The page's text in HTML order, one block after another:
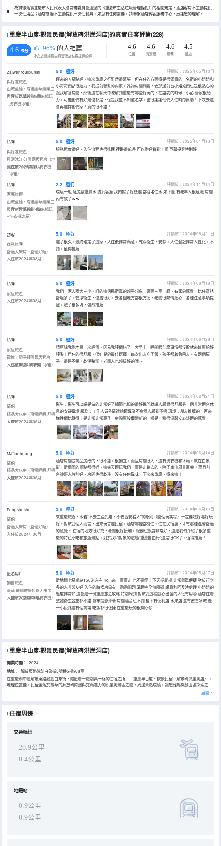
為貫徹落實重慶市人民代表大會常務委員會通過的《重慶市生活垃圾管理條例》的相關規定，酒店客房不主動提供
一次性用品；酒店餐廳不主動提供一次性餐具。如您有任何需要，請聯繫酒店賓客服務中心，感謝您的理解。
重慶半山度·觀景民宿(解放碑洪崖洞店)的真實住客評論(228)
4.6 /5分 96% 的人推薦
永安旅遊評價由真實酒店住客提供的評價。
4.6
位置
4.6
清潔度
4.6
服務
4.5
設施
Zaiwenroulixunmi
與好友旅遊
山城至臻・尊逸豪華娛樂三
居套（巨幕投影+機麻暢玩
+洗衣機冰箱）
入住於2025年03月
5.0 極好
評價於：2025年05月10日
遲來的五星點評，這次重慶之行雖然很緊張，但在住的方面還是很滿意的，名宿的小姐姐和
小哥哥們都很給力，我提前聯繫的商家，諮詢房間問題，去那邊前台小姐姐們也是很熱心的
跟我解答房間，然後還在聊天中瞭解到重慶有哪些好玩的，在諮詢的時候，小彭 管家很給
力，可能他們有好幾位都是，但是我並不知道名字，也很謝謝他們入住時的幫助！下次去還
會再選擇他們家！真的很不錯！
訪客
與好友旅遊
晨曦沐江·江景兩居套房（地
標夜景+高清投影+洗衣機
+冰箱）
入住於2025年01月
5.0 極好
評價於：2025年01月13日
服務態度很好，入住流程也很迅速 裡邊很乾凈 可以剛好看到江景 巨幕投影特別好
訪客
家庭旅遊
山城至臻・尊逸豪華娛樂三
居套（巨幕投影+機麻暢玩
+洗衣機冰箱）
入住於2024年11月
2.2 還行
評價於：2024年11月14日
環境一般 廚房嚴重漏水 流到客廳 我們擦了好幾遍 都沒堵住水 如下圖 有老年人很危險 房間
內有蚊子🦟🦟
訪客
商務旅客
舒適大床房（舒適好睡）
入住於2024年08月
5.0 極好
評價於：2024年08月21日
選了很久，最終確定了這家，入住後非常滿意，乾淨衞生，安靜。入住登記非常人性化，不
錯，值得推薦
訪客
家庭旅遊
入住於2024年08月
5.0 極好
評價於：2024年08月19日
我們一家人兩大三小，訂的這個民宿真的超乎想象，裏面三室一廳，有家的感覺，比住賓館
舒坦多了，乾淨衞生，位置很好，去各個地方都很方便，老闆很熱情細心，各種注意事項提
醒，避了很多坑，強烈推薦
訪客
家庭旅遊
歡悅・親子臻景兩居套房
（小童樂園+洗衣機+冰箱）
入住於2024年06月
5.0 極好
評價於：2024年06月28日
請原諒我剛才第一次評價，因為我評價錯了，大早上一睜開眼什麼事情都沒幹就來這裏給好
評啦！居住的很舒服，帶娃兒的最佳選擇，每次出去吃了飯，孩子都着急回去。有兩個屋
子，很是不錯。乾淨整潔。老闆人也超級好的哦～
訪客
情侶
精品大床房（零壓睡眠.舒適
大床）
入住於2024年06月
5.0 極好
評價於：2024年06月21日
衞生：衞生可以説是做的非常好了細節也扣的很好進門就讓人感覺很舒服是一個非常適合休
息的安靜環境 服務：工作人員熱情禮貌還專業不會讓人感到不適 環境：朋友推薦的一百來
塊性價比算得上是非常非常高了，房間裏設備跟新的一樣是一種很温馨安心舒適的感覺，
MJ*laohuang
情侶
精品大床房（零壓睡眠.舒適
大床）
入住於2024年06月
5.0 極好
評價於：2024年06月14日
酒店房間是商品房改的，很不錯，很獨立，而且房間很大，還有洗衣機和冰箱。就在白象
街，離周圍的景點都很近，這幾天遊玩我們一直是走路去的，除了南山風景區😂。而且前
台帥哥人特別好，房間也很乾凈，沒有任何異味，下次來重慶，還來這！
Pengshushu
情侶
舒適大床房（舒適好睡）
入住於2024年06月
5.0 極好
評價於：2024年06月13日
來重慶旅遊，本着“不去三亞扎堆，不去西安看人”的原則（開個玩笑🤣）一定要吃好喝好玩
好。對於我個人而言，出來玩首選民宿，酒店哪裡都能住。住在民宿裏，才有那種温馨舒適
的感覺。 住宿的地方很好找，老闆很好接觸，服務也態度非常好，還給我們介紹了很多重
慶的特色小吃和旅遊景點。對於我和對象的這趟“重慶自由行”還是很OK了。值得推薦！
匿名用戶
獨自旅遊
豪華·地標城景投影大床房
（獨享大空間·冰箱洗衣機）
入住於2024年05月
5.0 極好
評價於：2024年05月27日
離地鐵七星崗站150米左右 4c出來一直直走 也不需要上下天梯爬樓 非常簡單便捷 對於行李
多的人非常友好 入住的時候房間有一點點問題 溝通完全無障礙 訊息秒回及時處理 小姐姐的
態度非常好 還會給一份重慶旅遊攻略 特別周到 對於我這種隨心出發的人很有用😊 酒店住着
整體衞生設施都不錯 幕布投影清晰 房間隔音也不錯 樓下有便利店 水果店 還有蜜雪冰城 走
一小段路還有個商場 吃飯都很便捷 在重慶玩的很開心😌
重慶半山度·觀景民宿(解放碑洪崖洞店)
開業時間： 2023
地址：
解放東路融創白象街5號樓5樓508室
在重慶渝中區解放東路融創白象街，隱匿着一處別具一格的住宿之所——重慶半山度・觀景民宿（解放碑洪崖洞店）。
地理位置佳，民宿坐落於繁華的解放碑商圈與充滿魅力的洪崖洞景區之間，周邊景點環繞，讓您輕鬆開啟山城探索之
旅。步行片刻，就能抵達解放碑，感受這座城市的精神地標散發的獨特魅力，穿梭於林立的高樓大廈間，體驗現代都市
的繁華熱鬧。轉身前往洪崖洞，那獨特的巴渝傳統建築風格結合現代燈光設計，夜幕降臨時，璀璨燈光與江水交相輝
爍，勾勒出一幅絢麗的夜景畫卷，讓您沉浸在這迷人的氛圍中。在設施配備上，半山度・觀景民宿也毫不含糊。房間內
周到。熱情好客的工作人員，為您提供全方位的幫助。無論是幫忙規劃旅遊行程，推薦當地特色美食，還是解決您在住
宿過程中遇到的任何問題，他們都能及時響應，讓您感受到家一般的温暖。還可以提供行李寄存服務，讓您的出行更加
便捷無憂。選擇重慶半山度・觀景民宿（解放碑洪崖洞店），就是選擇在重慶的繁華中心擁有一個温馨舒適的家，在這
裏，您不僅能享受優質的住宿體驗，還能深入感受這座城市的獨特魅力，留下一段難忘的山城記憶。
展開
住宿周邊
交通樞紐
20.9公里
8.4公里
地鐵站
0.9公里
0.9公里